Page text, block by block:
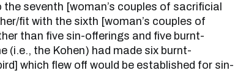
seventh [woman’s couples of sacrificial
fit with the sixth [woman’s couples of
than five sin-offerings and five burnt-
(i.e., the Kohen) had made six burnt-
which flew off would be established for sin-